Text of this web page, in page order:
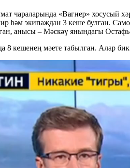
чараларында «Вагнер» хосусый
һәм экипаждан 3 кеше булган.
анысы – Мәскәү янындагы
8 кешенең мәете табылган. Алар